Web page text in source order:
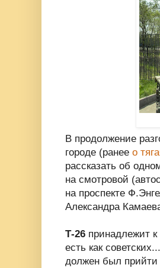
В продолжение
городе (ранее о
рассказать об
на смотровой
на проспекте
Александра
Т-26 принадлежит к
есть как
должен был прийти